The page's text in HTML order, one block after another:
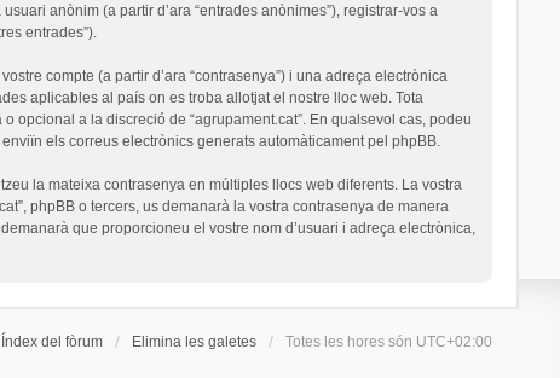
anònim (a partir d’ara “entrades anònimes”), registrar-vos a
entrades”).
compte (a partir d’ara “contrasenya”) i una adreça electrònica
aplicables al país on es troba allotjat el nostre lloc web. Tota
opcional a la discreció de “agrupament.cat”. En qualsevol cas, podeu
els correus electrònics generats automàticament pel phpBB.
la mateixa contrasenya en múltiples llocs web diferents. La vostra
phpBB o tercers, us demanarà la vostra contrasenya de manera
que proporcioneu el vostre nom d’usuari i adreça electrònica,
Índex del fòrum Elimina les galetes Totes les hores són UTC+02:00